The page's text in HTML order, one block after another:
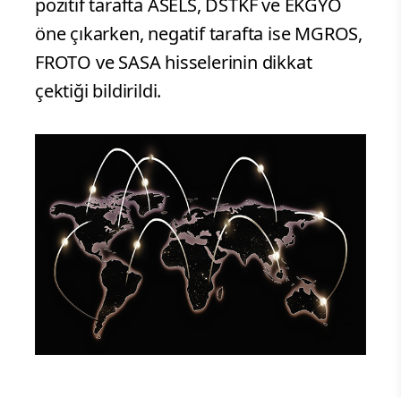
pozitif tarafta ASELS, DSTKF ve EKGYO
öne çıkarken, negatif tarafta ise MGROS,
FROTO ve SASA hisselerinin dikkat
çektiği bildirildi.